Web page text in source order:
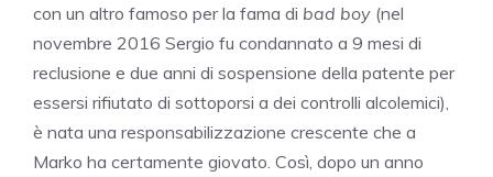
con un altro famoso per la fama di bad boy (nel
novembre 2016 Sergio fu condannato a 9 mesi di
reclusione e due anni di sospensione della patente per
essersi rifiutato di sottoporsi a dei controlli alcolemici),
è nata una responsabilizzazione crescente che a
Marko ha certamente giovato. Così, dopo un anno